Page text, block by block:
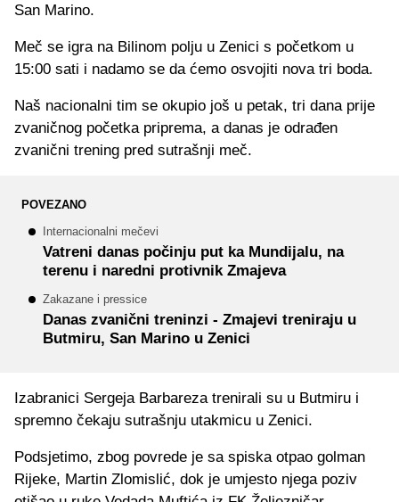
San Marino.
Meč se igra na Bilinom polju u Zenici s početkom u
15:00 sati i nadamo se da ćemo osvojiti nova tri boda.
Naš nacionalni tim se okupio još u petak, tri dana prije
zvaničnog početka priprema, a danas je odrađen
zvanični trening pred sutrašnji meč.
POVEZANO
Internacionalni mečevi
Vatreni danas počinju put ka Mundijalu, na
terenu i naredni protivnik Zmajeva
Zakazane i pressice
Danas zvanični treninzi - Zmajevi treniraju u
Butmiru, San Marino u Zenici
Izabranici Sergeja Barbareza trenirali su u Butmiru i
spremno čekaju sutrašnju utakmicu u Zenici.
Podsjetimo, zbog povrede je sa spiska otpao golman
Rijeke, Martin Zlomislić, dok je umjesto njega poziv